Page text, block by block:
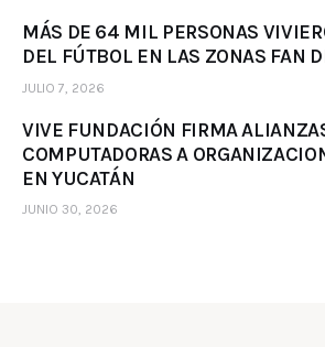
MÁS DE 64 MIL PERSONAS
DEL FÚTBOL EN LAS ZONAS FAN
JULIO 7, 2026
VIVE FUNDACIÓN FIRMA
COMPUTADORAS A
EN YUCATÁN
JUNIO 30, 2026